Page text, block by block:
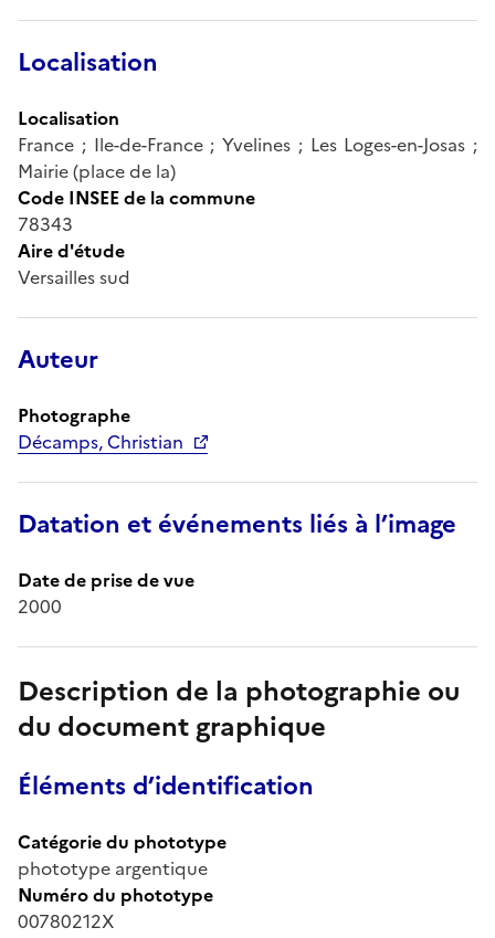
Localisation
Localisation
France ; Ile-de-France ; Yvelines ; Les Loges-en-Josas ;
Mairie (place de la)
Code INSEE de la commune
78343
Aire d'étude
Versailles sud
Auteur
Photographe
Décamps, Christian
Datation et événements liés à l’image
Date de prise de vue
2000
Description de la photographie ou
du document graphique
Éléments d’identification
Catégorie du phototype
phototype argentique
Numéro du phototype
00780212X